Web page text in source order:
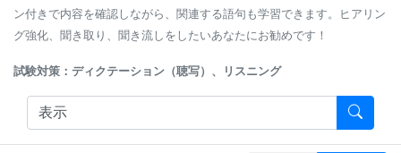
ン付きで内容を確認しながら、関連する語句も学習できます。ヒアリン
グ強化、聞き取り、聞き流しをしたいあなたにお勧めです！
試験対策：ディクテーション（聴写）、リスニング